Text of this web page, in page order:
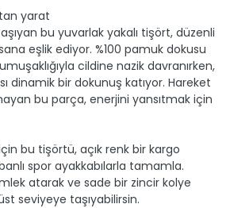
yarat
bu yuvarlak yakalı tişört, düzenli
eşlik ediyor. %100 pamuk dokusu
cildine nazik davranırken,
dinamik bir dokunuş katıyor. Hareket
bu parça, enerjini yansıtmak için
bu tişörtü, açık renk bir kargo
spor ayakkabılarla tamamla.
atarak ve sade bir zincir kolye
seviyeye taşıyabilirsin.